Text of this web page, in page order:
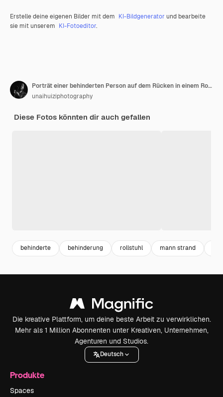
Erstelle deine eigenen Bilder mit dem KI-Bildgenerator und bearbeite
sie mit unserem KI-Fotoeditor.
Porträt einer behinderten Person auf dem Rücken in einem Rollstuhl am Strand mit offenen Armen, die die Freiheit des Meeres und der Natur genießt
unaihuiziphotography
Diese Fotos könnten dir auch gefallen
behinderte behinderung rollstuhl mann strand
Die kreative Plattform, um deine beste Arbeit zu verwirklichen.
Mehr als 1 Million Abonnenten unter Kreativen, Unternehmen,
Agenturen und Studios.
Deutsch
Produkte
Spaces